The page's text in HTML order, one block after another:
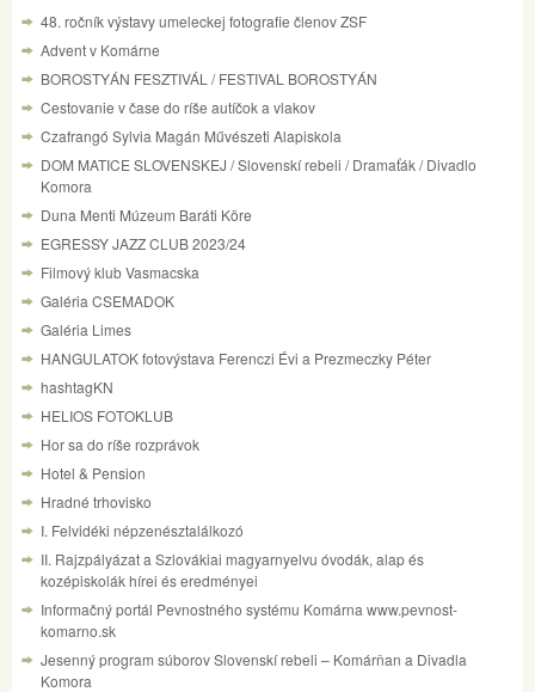
48. ročník výstavy umeleckej fotografie členov ZSF
Advent v Komárne
BOROSTYÁN FESZTIVÁL / FESTIVAL BOROSTYÁN
Cestovanie v čase do ríše autíčok a vlakov
Czafrangó Sylvia Magán Művészeti Alapiskola
DOM MATICE SLOVENSKEJ / Slovenskí rebeli / Dramaťák / Divadlo
Komora
Duna Menti Múzeum Baráti Köre
EGRESSY JAZZ CLUB 2023/24
Filmový klub Vasmacska
Galéria CSEMADOK
Galéria Limes
HANGULATOK fotovýstava Ferenczi Évi a Prezmeczky Péter
hashtagKN
HELIOS FOTOKLUB
Hor sa do ríše rozprávok
Hotel & Pension
Hradné trhovisko
I. Felvidéki népzenésztalálkozó
II. Rajzpályázat a Szlovákiai magyarnyelvu óvodák, alap és
kozépiskolák hírei és eredményei
Informačný portál Pevnostného systému Komárna www.pevnost-
komarno.sk
Jesenný program súborov Slovenskí rebeli – Komárňan a Divadla
Komora